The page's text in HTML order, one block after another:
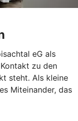
eG als
zu den
steht. Als kleine
Miteinander, das